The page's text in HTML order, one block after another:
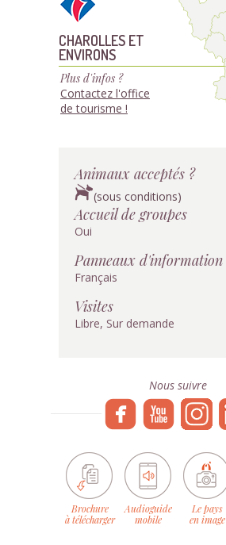
CHAROLLES ET
ENVIRONS
Plus d'infos ?
Contactez l'office
de tourisme !
Animaux acceptés ?
(sous conditions)
Accueil de groupes
Oui
Panneaux d'information
Français
Visites
Libre, Sur demande
Nous suivre
Brochure
à télécharger
Audioguide
mobile
Le pays
en image